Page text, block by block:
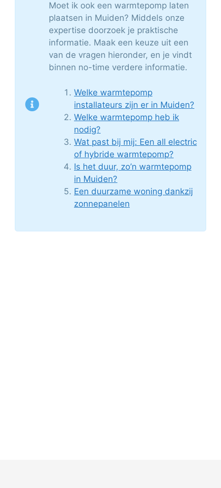
Moet ik ook een warmtepomp laten
plaatsen in Muiden? Middels onze
expertise doorzoek je praktische
informatie. Maak een keuze uit een
van de vragen hieronder, en je vindt
binnen no-time verdere informatie.
Welke warmtepomp
installateurs zijn er in Muiden?
Welke warmtepomp heb ik
nodig?
Wat past bij mij: Een all electric
of hybride warmtepomp?
Is het duur, zo’n warmtepomp
in Muiden?
Een duurzame woning dankzij
zonnepanelen